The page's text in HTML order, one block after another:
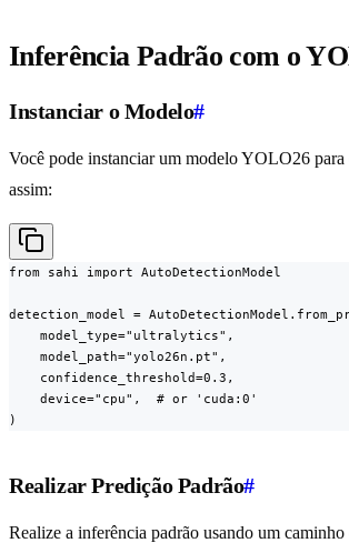
Inferência Padrão com o
Instanciar o Modelo#
Você pode instanciar um modelo YOLO26 para
assim:
from sahi import AutoDetectionModel
detection_model =
    model_type="ultralytics",
    model_path="yolo26n.pt",
    confidence_threshold=0.3,
    device="cpu",  # or 'cuda:0'
)
Realizar Predição Padrão#
Realize a inferência padrão usando um caminho